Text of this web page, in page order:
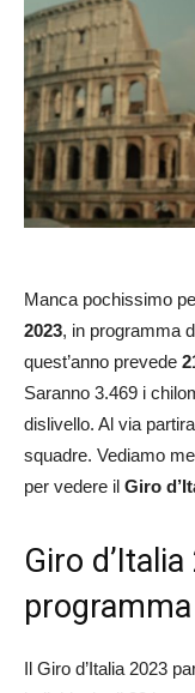
Manca pochissimo
2023, in programma
quest’anno prevede
Saranno 3.469 i
dislivello. Al via
squadre. Vediamo
per vedere il Giro
Giro
Il Giro d’Italia 2023